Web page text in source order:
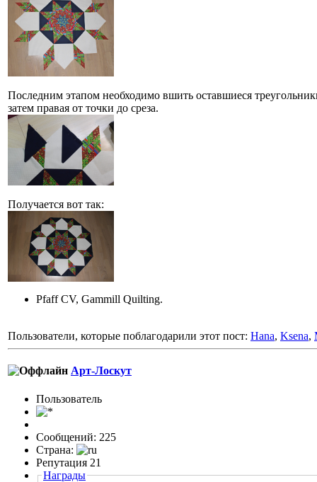
Последним этапом необходимо вшить оставшиеся
затем правая от точки до среза.
Получается вот так:
Pfaff CV, Gammill Quilting.
Пользователи, которые поблагодарили этот пост: Hana, Ksena,
Арт-Лоскут
Пользовaтeль
Сообщений: 225
Страна:
Репутация 21
Награды